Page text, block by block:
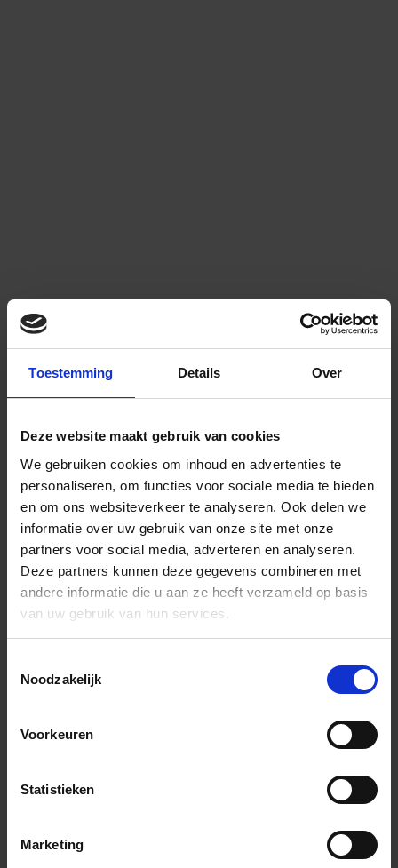
Toestemming Details Over
Deze website maakt gebruik van cookies
We gebruiken cookies om inhoud en advertenties te
personaliseren, om functies voor sociale media te bieden
en om ons websiteverkeer te analyseren. Ook delen we
informatie over uw gebruik van onze site met onze
partners voor social media, adverteren en analyseren.
Deze partners kunnen deze gegevens combineren met
andere informatie die u aan ze heeft verzameld op basis
van uw gebruik van hun services.
Noodzakelijk
Voorkeuren
Statistieken
Marketing